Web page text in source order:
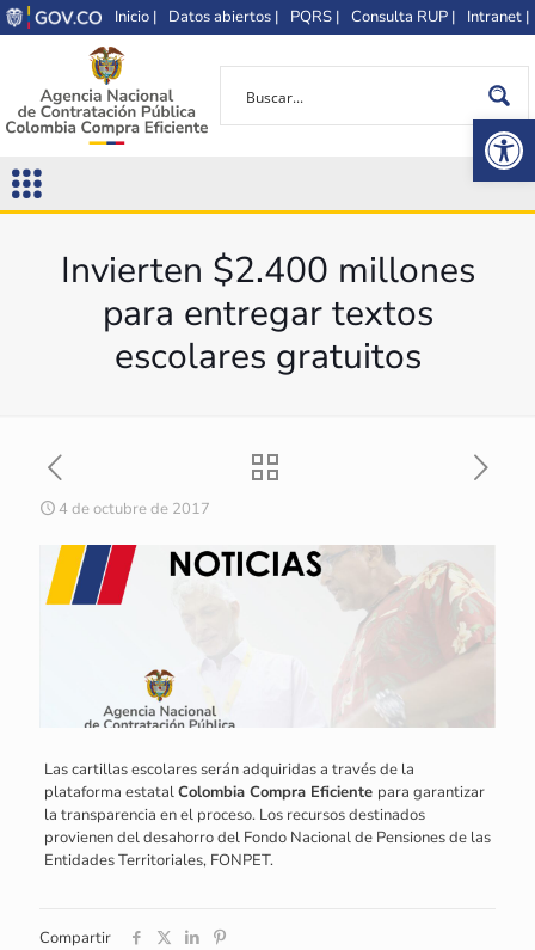
Inicio | Datos abiertos | PQRS | Consulta RUP | Intranet |
Invierten $2.400 millones
para entregar textos
escolares gratuitos
4 de octubre de 2017
Las cartillas escolares serán adquiridas a través de la
plataforma estatalColombia Compra Eficiente para garantizar
la transparencia en el proceso. Los recursos destinados
provienen del desahorro del Fondo Nacional de Pensiones de las
Entidades Territoriales, FONPET.
Compartir